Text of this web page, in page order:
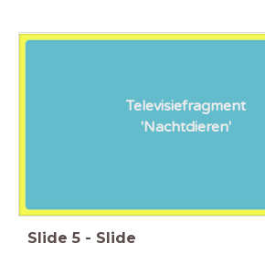
Televisiefragment
'Nachtdieren'
Slide 5 - Slide